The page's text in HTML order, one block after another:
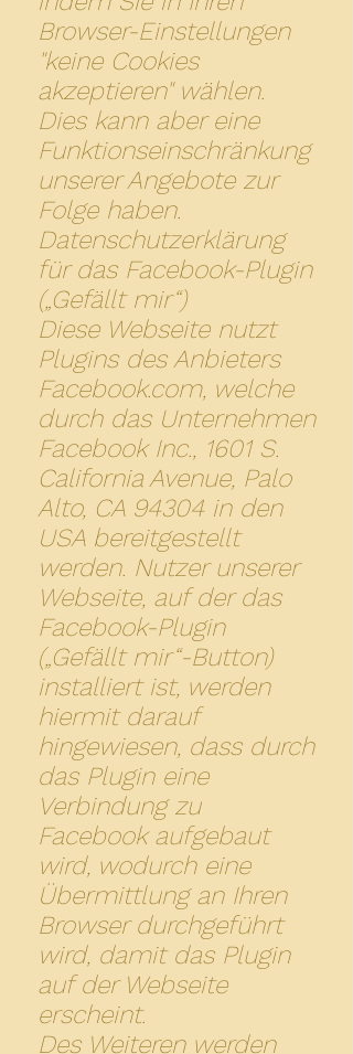
Browser-Einstellungen
"keine Cookies
akzeptieren" wählen.
Dies kann aber eine
Funktionseinschränkung
unserer Angebote zur
Folge haben.
Datenschutzerklärung
für das Facebook-Plugin
(„Gefällt mir“)
Diese Webseite nutzt
Plugins des Anbieters
Facebook.com, welche
durch das Unternehmen
Facebook Inc., 1601 S.
California Avenue, Palo
Alto, CA 94304 in den
USA bereitgestellt
werden. Nutzer unserer
Webseite, auf der das
Facebook-Plugin
(„Gefällt mir“-Button)
installiert ist, werden
hiermit darauf
hingewiesen, dass durch
das Plugin eine
Verbindung zu
Facebook aufgebaut
wird, wodurch eine
Übermittlung an Ihren
Browser durchgeführt
wird, damit das Plugin
auf der Webseite
erscheint.
Des Weiteren werden